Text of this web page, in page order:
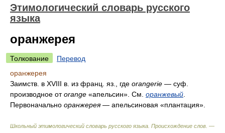
Этимологический словарь русского
языка
оранжерея
Толкование
Перевод
оранжерея
Заимств. в XVIII в. из франц. яз., где orangerie — суф.
производное отorange «апельсин». См. оранжевый
Первоначально оранжерея— апельсиновая «плантация».
Школьный этимологический словарь русского языка. Происхождение слов. —